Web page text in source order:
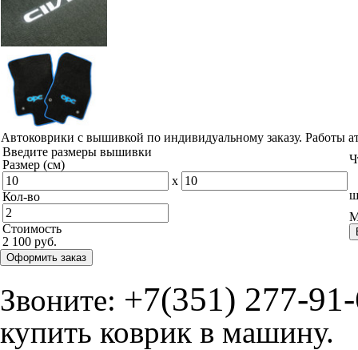
Автоковрики с вышивкой по индивидуальному заказу. Работы
Введите размеры вышивки
Размер (см)
x
Кол-во
Стоимость
2 100 руб.
Оформить заказ
Звоните: +7(351) 277-
купить коврик в машину.